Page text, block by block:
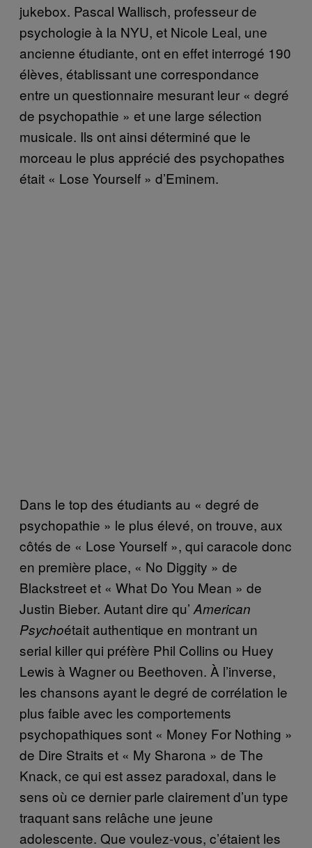
jukebox. Pascal Wallisch, professeur de
psychologie à la NYU, et Nicole Leal, une
ancienne étudiante, ont en effet interrogé 190
élèves, établissant une correspondance
entre un questionnaire mesurant leur « degré
de psychopathie » et une large sélection
musicale. Ils ont ainsi déterminé que le
morceau le plus apprécié des psychopathes
était « Lose Yourself » d’Eminem.
Dans le top des étudiants au « degré de
psychopathie » le plus élevé, on trouve, aux
côtés de « Lose Yourself », qui caracole donc
en première place, « No Diggity » de
Blackstreet et « What Do You Mean » de
Justin Bieber. Autant dire qu’ American
Psychoétait authentique en montrant un
serial killer qui préfère Phil Collins ou Huey
Lewis à Wagner ou Beethoven. À l’inverse,
les chansons ayant le degré de corrélation le
plus faible avec les comportements
psychopathiques sont « Money For Nothing »
de Dire Straits et « My Sharona » de The
Knack, ce qui est assez paradoxal, dans le
sens où ce dernier parle clairement d’un type
traquant sans relâche une jeune
adolescente. Que voulez-vous, c’étaient les